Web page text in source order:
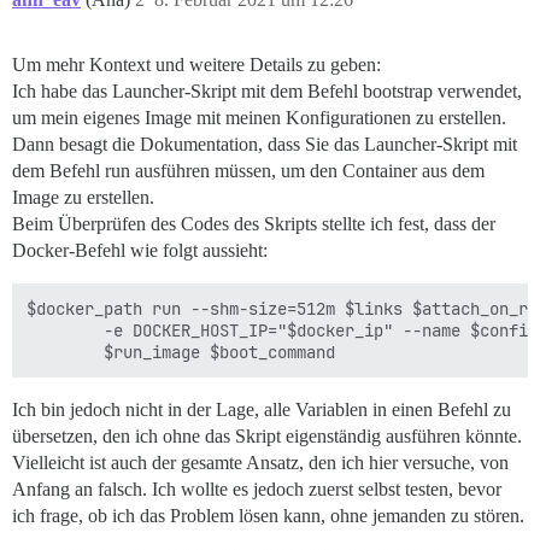
Um mehr Kontext und weitere Details zu geben:
Ich habe das Launcher-Skript mit dem Befehl bootstrap verwendet,
um mein eigenes Image mit meinen Konfigurationen zu erstellen.
Dann besagt die Dokumentation, dass Sie das Launcher-Skript mit
dem Befehl run ausführen müssen, um den Container aus dem
Image zu erstellen.
Beim Überprüfen des Codes des Skripts stellte ich fest, dass der
Docker-Befehl wie folgt aussieht:
$docker_path run --shm-size=512m $links
-e DOCKER_HOST_IP="$docker_ip" --name
Ich bin jedoch nicht in der Lage, alle Variablen in einen Befehl zu
übersetzen, den ich ohne das Skript eigenständig ausführen könnte.
Vielleicht ist auch der gesamte Ansatz, den ich hier versuche, von
Anfang an falsch. Ich wollte es jedoch zuerst selbst testen, bevor
ich frage, ob ich das Problem lösen kann, ohne jemanden zu stören.